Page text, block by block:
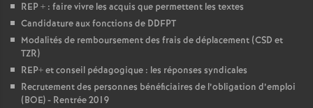
REP + : faire vivre les acquis que permettent les textes
Candidature aux fonctions de DDFPT
Modalités de remboursement des frais de déplacement (CSD et
TZR)
REP+ et conseil pédagogique : les réponses syndicales
Recrutement des personnes bénéficiaires de l’obligation d’emploi
(BOE) - Rentrée 2019